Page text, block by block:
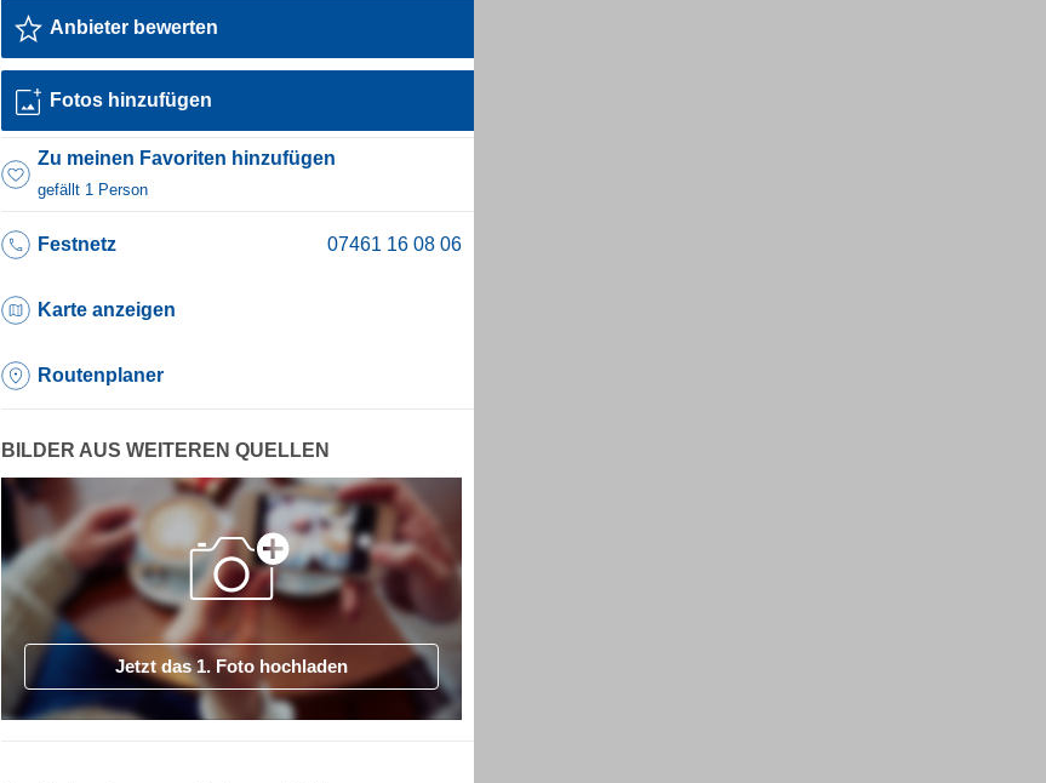
Anbieter bewerten
Fotos hinzufügen
Zu meinen Favoriten hinzufügen
gefällt 1 Person
Festnetz
Karte anzeigen
Routenplaner
BILDER AUS WEITEREN QUELLEN
Jetzt das 1. Foto hochladen